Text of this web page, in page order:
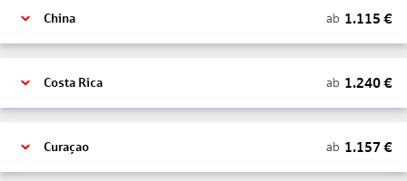
China ab 1.115 €
Costa Rica ab 1.240€
Curaçao ab 1.157 €